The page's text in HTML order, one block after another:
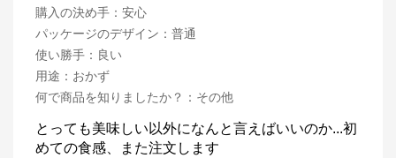
購入の決め手 ： 安心
パッケージのデザイン ： 普通
使い勝手 ： 良い
用途 ： おかず
何で商品を知りましたか？ ： その他
とっても美味しい以外になんと言えばいいのか...初
めての食感、また注文します